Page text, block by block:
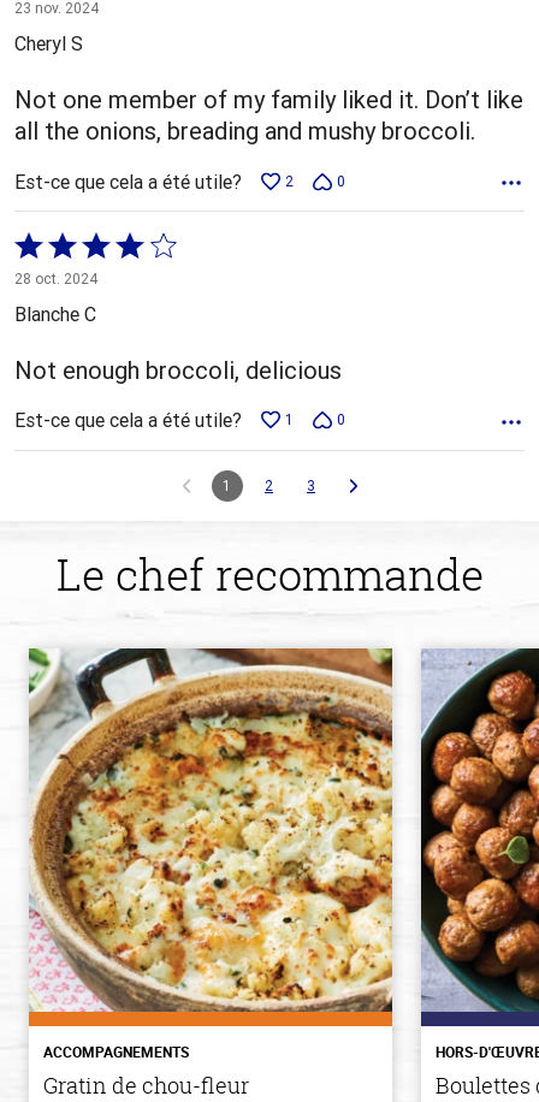
5
23 nov. 2024
Cheryl S
Not one member of my family liked it. Don’t like
all the onions, breading and mushy broccoli.
Est-ce que cela a été utile? 2 0
Coté
4 sur
5
28 oct. 2024
Blanche C
Not enough broccoli, delicious
Est-ce que cela a été utile? 1 0
1 2 3
Le chef recommande
ACCOMPAGNEMENTS
Gratin de chou-fleur
HORS-
Boulettes